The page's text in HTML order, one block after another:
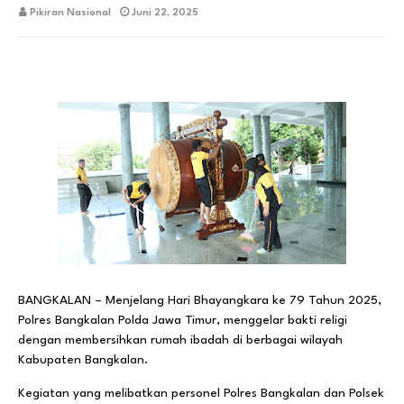
Pikiran Nasional Juni 22, 2025
BANGKALAN – Menjelang Hari Bhayangkara ke 79 Tahun 2025,
Polres Bangkalan Polda Jawa Timur, menggelar bakti religi
dengan membersihkan rumah ibadah di berbagai wilayah
Kabupaten Bangkalan.
Kegiatan yang melibatkan personel Polres Bangkalan dan Polsek